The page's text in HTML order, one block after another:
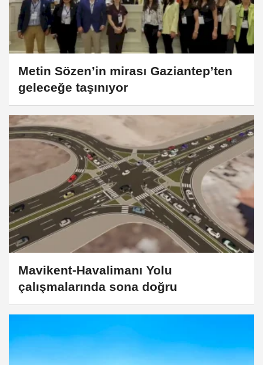
Metin Sözen’in mirası Gaziantep’ten
geleceğe taşınıyor
Mavikent-Havalimanı Yolu
çalışmalarında sona doğru